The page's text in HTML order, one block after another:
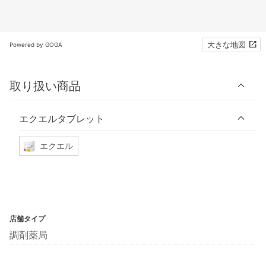
Powered by GOGA 大きな地図
取り扱い商品
エクエルタブレット
エクエル
店舗タイプ
調剤薬局